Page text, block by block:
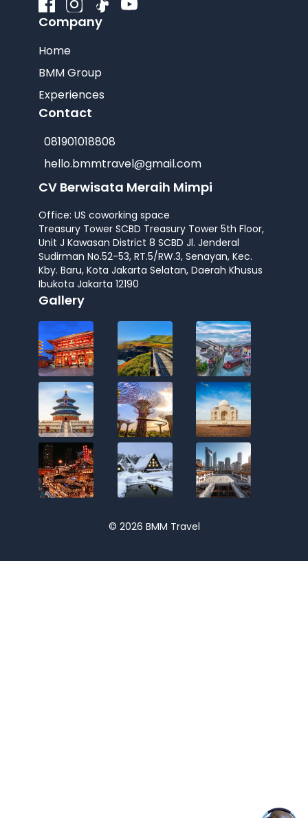
Company
Home
BMM Group
Experiences
Contact
081901018808
hello.bmmtravel@gmail.com
CV Berwisata Meraih Mimpi
Office: US coworking space
Treasury Tower SCBD Treasury Tower 5th Floor,
Unit J Kawasan District 8 SCBD Jl. Jenderal
Sudirman No.52-53, RT.5/RW.3, Senayan, Kec.
Kby. Baru, Kota Jakarta Selatan, Daerah Khusus
Ibukota Jakarta 12190
Gallery
© 2026 BMM Travel